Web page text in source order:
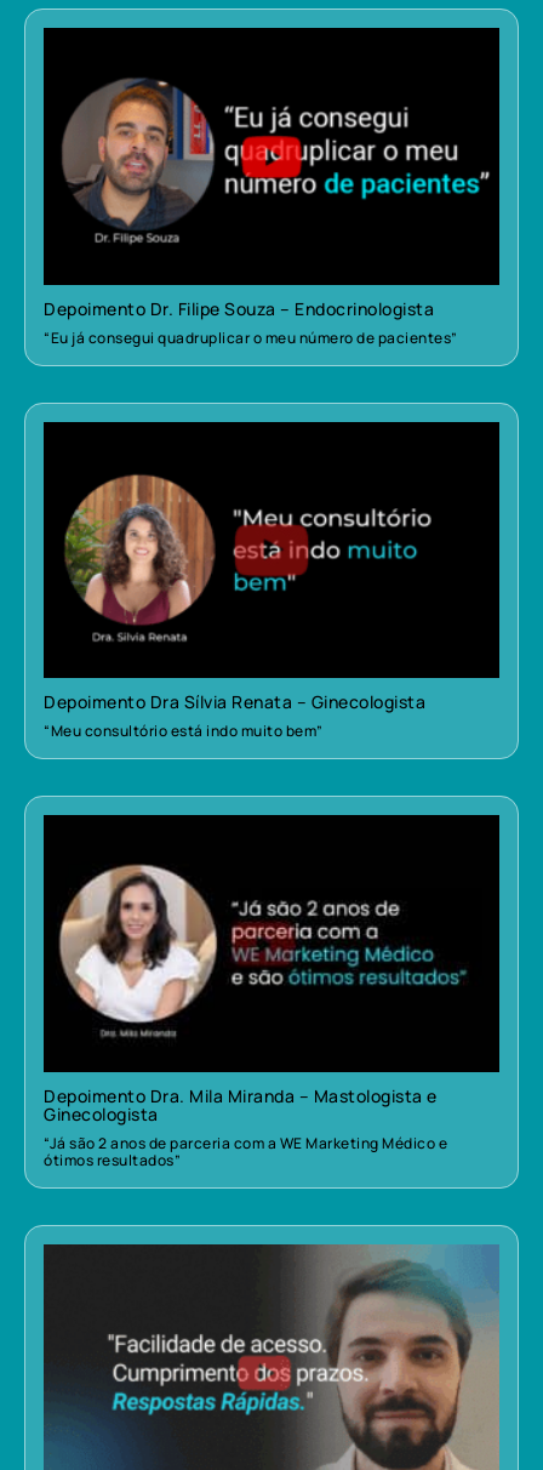
Depoimento Dr. Filipe Souza – Endocrinologista
“Eu já consegui quadruplicar o meu número de pacientes”
Depoimento Dra Sílvia Renata – Ginecologista
“Meu consultório está indo muito bem”
Depoimento Dra. Mila Miranda – Mastologista e
Ginecologista
“Já são 2 anos de parceria com a WE Marketing Médico e
ótimos resultados”